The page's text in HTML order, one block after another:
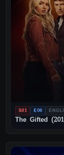
S01 E06
The Gifted